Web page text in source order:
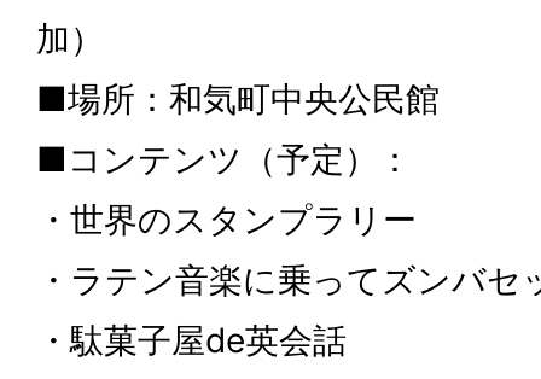
加）
■場所：和気町中央公民館
■コンテンツ（予定）：
・世界のスタンプラリー
・ラテン音楽に乗ってズンバセ
・駄菓子屋de英会話